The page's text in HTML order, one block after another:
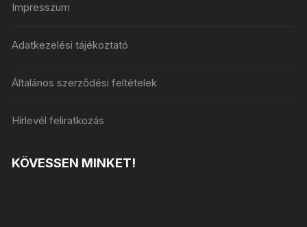
Impresszum
Adatkezelési tájékoztató
Általános szerződési feltételek
Hírlevél feliratkozás
KÖVESSEN MINKET!